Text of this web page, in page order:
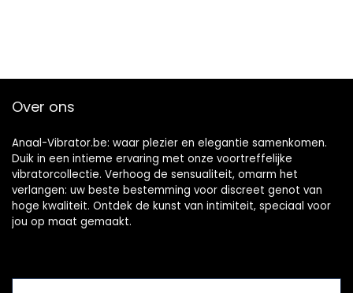
Over ons
Anaal-Vibrator.be: waar plezier en elegantie samenkomen.
Duik in een intieme ervaring met onze voortreffelijke
vibratorcollectie. Verhoog de sensualiteit, omarm het
verlangen: uw beste bestemming voor discreet genot van
hoge kwaliteit. Ontdek de kunst van intimiteit, speciaal voor
jou op maat gemaakt.